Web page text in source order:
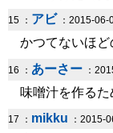
15 ： アビ ：2015-
かつてないほ
16 ： あーさー ：
味噌汁を作るた
17 ： mikku ：2015-